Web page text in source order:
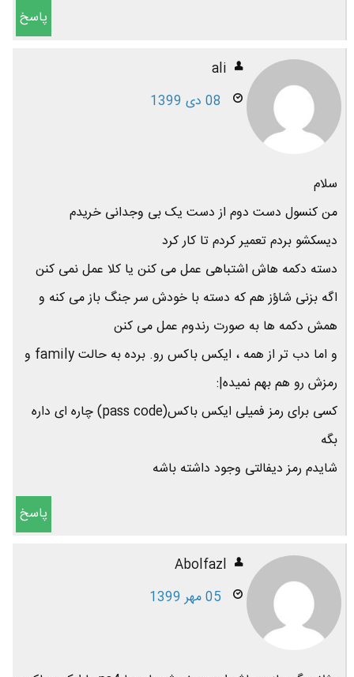
پاسخ
ali
08 دی 1399
سلام
من کنسول دست دوم از دست یک بی وجدانی خریدم
دیسکشو بردم تعمیر کردم تا کار کرد
دسته دکمه هاش اشتباهی عمل می کنن یا کلا عمل نمی کنن
اگه بزنی شاؤز هم که دسته با خودش سر جنگ باز می کنه و
همش دکمه ها به صورت رندوم عمل می کنن
و اما دب تر از همه ، ایکس باکس رو. برده به حالت family و
رمزش رو هم بهم نمیده|:
کسی برای رمز فمیلی ایکس باکس(pass code) چاره ای داره
بگه
شایدم رمز دیفالتی وجود داشته باشه
پاسخ
Abolfazl
05 مهر 1399